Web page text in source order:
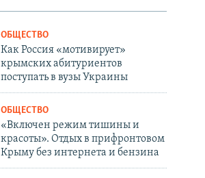
ОБЩЕСТВО
Как Россия «мотивирует»
крымских абитуриентов
поступать в вузы Украины
ОБЩЕСТВО
«Включен режим тишины и
красоты». Отдых в прифронтовом
Крыму без интернета и бензина